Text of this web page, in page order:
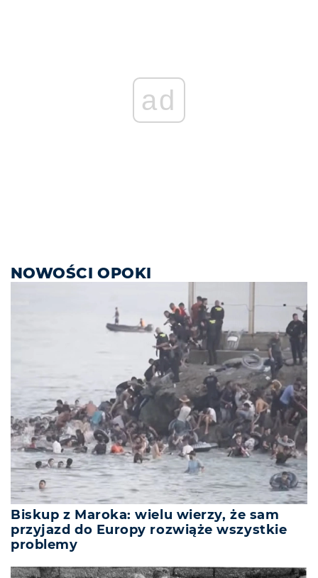
ad
NOWOŚCI OPOKI
Biskup z Maroka: wielu wierzy, że sam
przyjazd do Europy rozwiąże wszystkie
problemy